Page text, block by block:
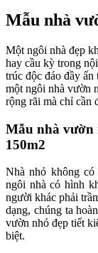
Mẫu nhà
Một ngôi nhà đẹp
hay cầu kỳ trong
trúc độc đáo đầy
một ngôi nhà vườn
rộng rãi mà chỉ cần
Mẫu nhà vườn
150m2
Nhà nhỏ không
ngôi nhà có hình
người khác phải
dạng, chúng ta
vườn nhỏ đẹp tiết
biệt.